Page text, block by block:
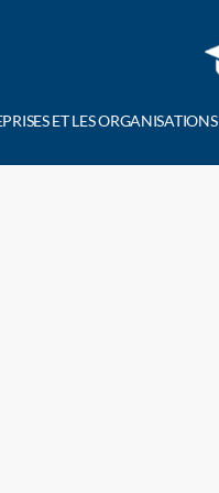
ET LES ORGANISATIONS